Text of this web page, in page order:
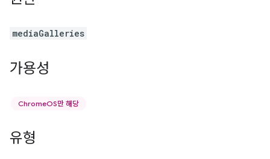
mediaGalleries
가용성
ChromeOS만 해당
유형